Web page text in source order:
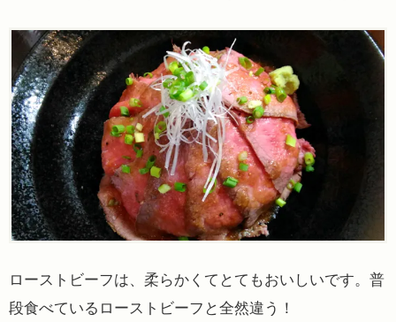
ローストビーフは、柔らかくてとてもおいしいです。普
段食べているローストビーフと全然違う！